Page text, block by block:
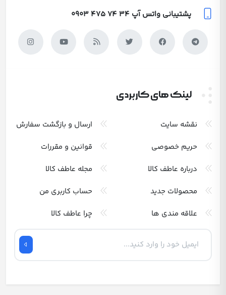
پشتیبانی واتس آپ 0903 475 74 34
لینک های کاربردی
نقشه سایت
ارسال و بازگشت سفارش
حریم خصوصی
قوانین و مقررات
درباره عاطف کالا
مجله عاطف کالا
محصولات جدید
حساب کاربری من
علاقه مندی ها
چرا عاطف کالا